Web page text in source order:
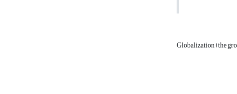
Globalization (the